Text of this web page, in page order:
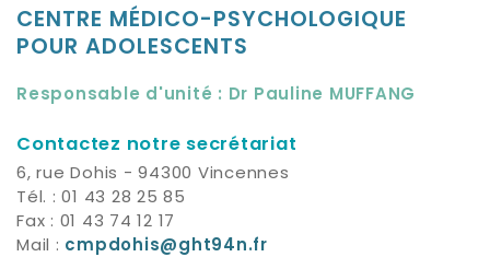
CENTRE MÉDICO-PSYCHOLOGIQUE
POUR ADOLESCENTS
Responsable d'unité : Dr Pauline MUFFANG
Contactez notre secrétariat
6, rue Dohis - 94300 Vincennes
Tél. : 01 43 28 25 85
Fax : 01 43 74 12 17
Mail : cmpdohis@ght94n.fr